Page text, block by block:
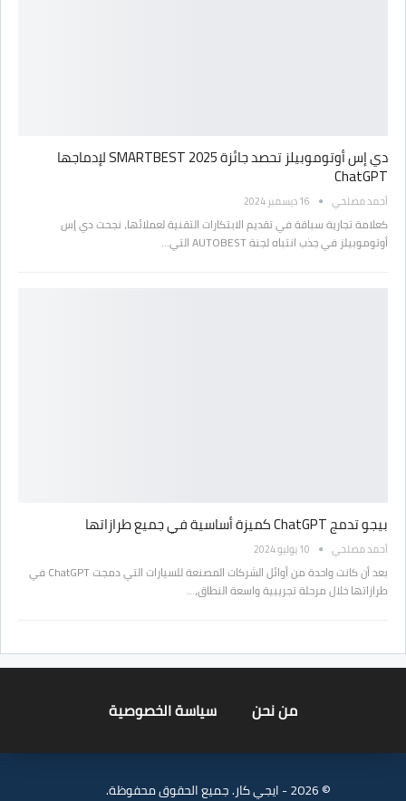
دي إس أوتوموبيلز تحصد جائزة SMARTBEST 2025 لإدماجها
ChatGPT
أحمد مصلحي 16 ديسمبر 2024
كعلامة تجارية سباقة في تقديم الابتكارات التقنية لعملائها، نجحت دي إس
أوتوموبيلز في جذب انتباه لجنة AUTOBEST التي…
بيجو تدمج ChatGPT كميزة أساسية في جميع طرازاتها
أحمد مصلحي 10 يوليو 2024
بعد أن كانت واحدة من أوائل الشركات المصنعة للسيارات التي دمجت ChatGPT في
طرازاتها خلال مرحلة تجريبية واسعة النطاق،…
من نحن سياسة الخصوصية
© 2026 - ايجي كار. جميع الحقوق محفوظة.